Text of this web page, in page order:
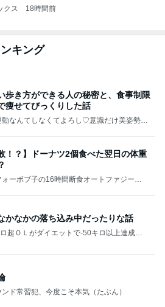
クス 18時間前
キング
歩き方ができる人の秘密と、食事制限
痩せてびっくりした話
動なんてしなくてよろし♡意識だけ美姿勢ダ
！？】ドーナツ2個食べた翌日の体重
ォーボブ子の16時間断食オートファジーダ
かなかの落ち込み中だったりな話
超ＯＬがダイエットで-50キロ以上達成し
ンド常習犯、今度こそ本気（たぶん）